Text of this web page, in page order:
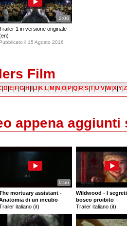
2:06
1 in versione originale
Pubblicato il 15 Agosto 2016
Film
|D|E|F|G|H|I|J|K|L|M|N|O|P|Q|R|S|T|U|V|W|X|Y|Z
appena aggiunti
0:56
mortuary assistant -
di un incubo
italiano (it)
Wildwood - I
bosco proibito
Trailer italiano (it)